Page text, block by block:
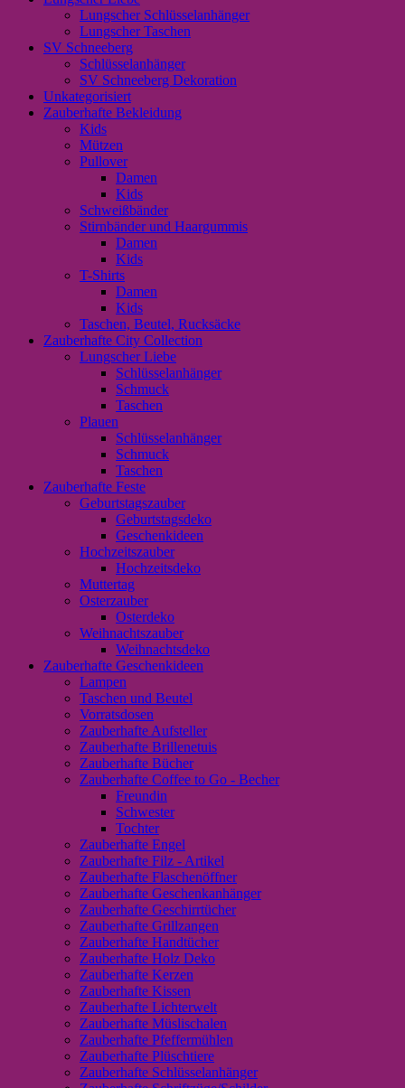
Lungscher Schlüsselanhänger
Lungscher Taschen
SV Schneeberg
Schlüsselanhänger
SV Schneeberg Dekoration
Unkategorisiert
Zauberhafte Bekleidung
Kids
Mützen
Pullover
Damen
Kids
Schweißbänder
Stirnbänder und Haargummis
Damen
Kids
T-Shirts
Damen
Kids
Taschen, Beutel, Rucksäcke
Zauberhafte City Collection
Lungscher Liebe
Schlüsselanhänger
Schmuck
Taschen
Plauen
Schlüsselanhänger
Schmuck
Taschen
Zauberhafte Feste
Geburtstagszauber
Geburtstagsdeko
Geschenkideen
Hochzeitszauber
Hochzeitsdeko
Muttertag
Osterzauber
Osterdeko
Weihnachtszauber
Weihnachtsdeko
Zauberhafte Geschenkideen
Lampen
Taschen und Beutel
Vorratsdosen
Zauberhafte Aufsteller
Zauberhafte Brillenetuis
Zauberhafte Bücher
Zauberhafte Coffee to Go - Becher
Freundin
Schwester
Tochter
Zauberhafte Engel
Zauberhafte Filz - Artikel
Zauberhafte Flaschenöffner
Zauberhafte Geschenkanhänger
Zauberhafte Geschirrtücher
Zauberhafte Grillzangen
Zauberhafte Handtücher
Zauberhafte Holz Deko
Zauberhafte Kerzen
Zauberhafte Kissen
Zauberhafte Lichterwelt
Zauberhafte Müslischalen
Zauberhafte Pfeffermühlen
Zauberhafte Plüschtiere
Zauberhafte Schlüsselanhänger